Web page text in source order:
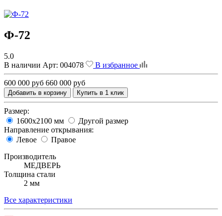
Ф-72
5.0
В наличии Арт: 004078 В избранное
600 000 руб 660 000 руб
Добавить в корзину Купить в 1 клик
Размер:
1600х2100 мм
Другой размер
Направление открывания:
Левое
Правое
Производитель
МЕДВЕРЬ
Толщина стали
2 мм
Все характеристики